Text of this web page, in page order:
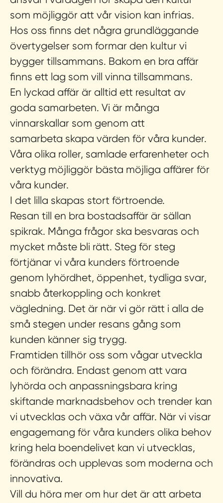
som möjliggör att vår vision kan infrias.
Hos oss finns det några grundläggande
övertygelser som formar den kultur vi
bygger tillsammans. Bakom en bra affär
finns ett lag som vill vinna tillsammans.
En lyckad affär är alltid ett resultat av
goda samarbeten. Vi är många
vinnarskallar som genom att
samarbeta skapa värden för våra kunder.
Våra olika roller, samlade erfarenheter och
verktyg möjliggör bästa möjliga affärer för
våra kunder.
I det lilla skapas stort förtroende.
Resan till en bra bostadsaffär är sällan
spikrak. Många frågor ska besvaras och
mycket måste bli rätt. Steg för steg
förtjänar vi våra kunders förtroende
genom lyhördhet, öppenhet, tydliga svar,
snabb återkoppling och konkret
vägledning. Det är när vi gör rätt i alla de
små stegen under resans gång som
kunden känner sig trygg.
Framtiden tillhör oss som vågar utveckla
och förändra. Endast genom att vara
lyhörda och anpassningsbara kring
skiftande marknadsbehov och trender kan
vi utvecklas och växa vår affär. När vi visar
engagemang för våra kunders olika behov
kring hela boendelivet kan vi utvecklas,
förändras och upplevas som moderna och
innovativa.
Vill du höra mer om hur det är att arbeta